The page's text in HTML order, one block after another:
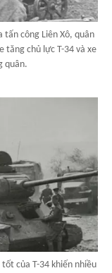
tấn công Liên Xô, quân
tăng chủ lực T-34 và xe
quân.
của T-34 khiến nhiều